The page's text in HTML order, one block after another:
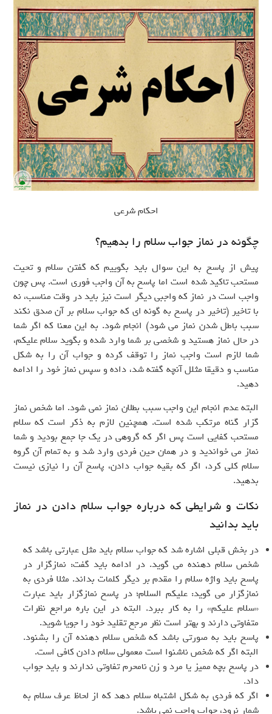
احکام شرعی
چگونه در نماز جواب سلام را بدهیم؟
پیش از پاسخ به این سوال باید بگوییم که گفتن سلام و تحیت
مستحب تاکید شده است اما پاسخ به آن واجب فوری است. پس چون
واجب است در نماز که واجبی دیگر است نیز باید در وقت مناسب، نه
با تاخیر (تاخیر در پاسخ به گونه ای که جواب سلام بر آن صدق نکند
سبب باطل شدن نماز می شود) انجام شود. به این معنا که اگر شما
در حال نماز هستید و شخصی بر شما وارد شده و بگوید سلام علیکم،
شما لازم است واجب نماز را توقف کرده و جواب آن را به شکل
مناسب و دقیقا مثلل آنچه گفته شد، داده و سپس نماز خود را ادامه
دهید.
البته عدم انجام این واجب سبب بطلان نماز نمی شود. اما شخص نماز
گزار گناه مرتکب شده است. همچنین لازم به ذکر است که سلام
مستحب کفایی است پس اگر که گروهی در یک جا جمع بودید و شما
نماز می خواندید و در همان حین فردی وارد شد و به تمام آن گروه
سلام کلی کرد، اگر که بقیه جواب دادن، پاسخ آن را نیازی نیست
بدهید.
نکات و شرایطی که درباره جواب سلام دادن در نماز
باید بدانید
در بخش قبلی اشاره شد که جواب سلام باید مثل عبارتی باشد که
شخص سلام دهنده می گوید. در ادامه باید گفت: نمازگزار در
پاسخ باید واژه سلام را مقدم بر دیگر کلمات بداند. مثلا فردی به
نمازگزار می گوید: علیکم السلام؛ در پاسخ نمازگزار باید عبارت
«سلام علیکم» را به کار ببرد. البته در این باره مراجع نظرات
متفاوتی دارند و بهتر است نظر مرجع تقلید خود را جویا شوید.
پاسخ باید به صورتی باشد که شخص سلام دهنده آن را بشنود.
البته اگر که شخص ناشنوا است معمولی سلام دادن کافی است.
در پاسخ بچه ممیز یا مرد و زن نامحرم تفاوتی ندارند و باید جواب
داد.
اگر که فردی به شکل اشتباه سلام دهد که از لحاظ عرف سلام به
شمار نرود، جواب واجب نمی باشد.